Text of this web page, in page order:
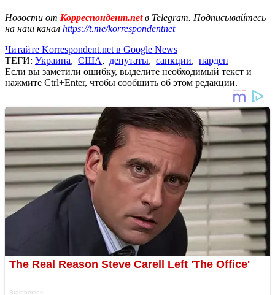
Новости от Корреспондент.netв Telegram. Подписывайтесь
на наш канал https://t.me/korrespondentnet
Читайте Korrespondent.net в Google News
ТЕГИ: Украина, США, депутаты, санкции, нардеп
Если вы заметили ошибку, выделите необходимый текст и
нажмите Ctrl+Enter, чтобы сообщить об этом редакции.